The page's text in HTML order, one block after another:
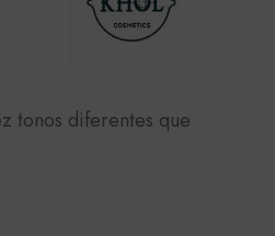
tonos diferentes que